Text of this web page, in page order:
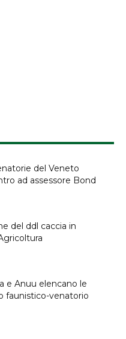
del Veneto
ad assessore Bond
del ddl caccia in
e Anuu elencano le
faunistico-venatorio